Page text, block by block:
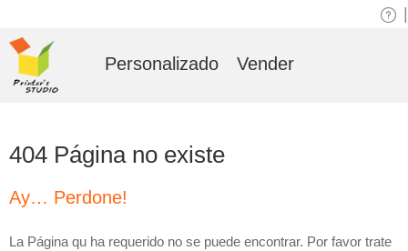
404 Página no existe
Ay… Perdone!
La Página qu ha requerido no se puede encontrar. Por favor trate
Personalizado Vender